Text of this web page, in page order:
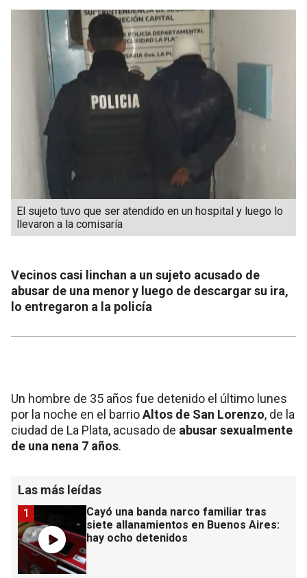
El sujeto tuvo que ser atendido en un hospital y luego lo
llevaron a la comisaría
Vecinos casi linchan a un sujeto acusado de
abusar de una menor y luego de descargar su ira,
lo entregaron a la policía
Un hombre de 35 años fue detenido el último lunes
por la noche en el barrioAltos de San Lorenzo, de la
ciudad de La Plata, acusado de abusar sexualmente
de una nena 7 años.
Las más leídas
Cayó una banda narco familiar tras
siete allanamientos en Buenos Aires:
hay ocho detenidos
1